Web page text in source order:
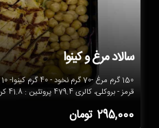
سالاد مرغ و کینوا
قرمز - بروکلی، کالری 479.4 پروتئین : 41.8 کربوهیدرات 47 چربی 13.8 فیبر 9.3
295,000 تومان